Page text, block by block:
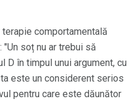
comportamentală
soț nu ar trebui să
în timpul unui argument, cu
este un considerent serios
pentru care este dăunător